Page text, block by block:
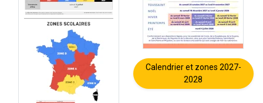
Calendrier et zones 2027-
2028